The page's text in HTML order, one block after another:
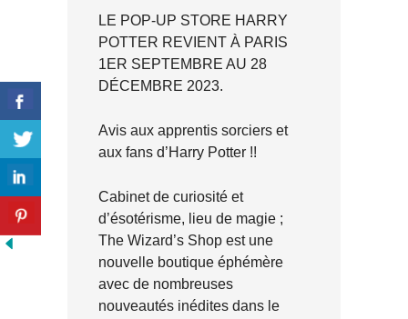
LE POP-UP STORE HARRY
POTTER REVIENT À PARIS
1ER SEPTEMBRE AU 28
DÉCEMBRE 2023.
Avis aux apprentis sorciers et
aux fans d’Harry Potter !!
Cabinet de curiosité et
d’ésotérisme, lieu de magie ;
The Wizard’s Shop est une
nouvelle boutique éphémère
avec de nombreuses
nouveautés inédites dans le